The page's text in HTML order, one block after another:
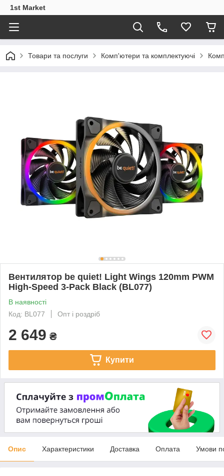
1st Market
Товари та послуги Комп'ютери та комплектуючі
Вентилятор be quiet! Light Wings 120mm PWM
High-Speed 3-Pack Black (BL077)
В наявності
Код: BL077
Опт і роздріб
2 649 ₴
Купити
Опис Характеристики Доставка Оплата Умови